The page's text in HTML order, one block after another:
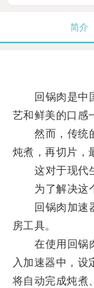
简介
回锅肉是中国
艺和鲜美的口感
然而，传统的
炖煮，再切片，
这对于现代生
为了解决这个
回锅肉加速器
房工具。
在使用回锅肉
入加速器中，设
将自动完成炖煮